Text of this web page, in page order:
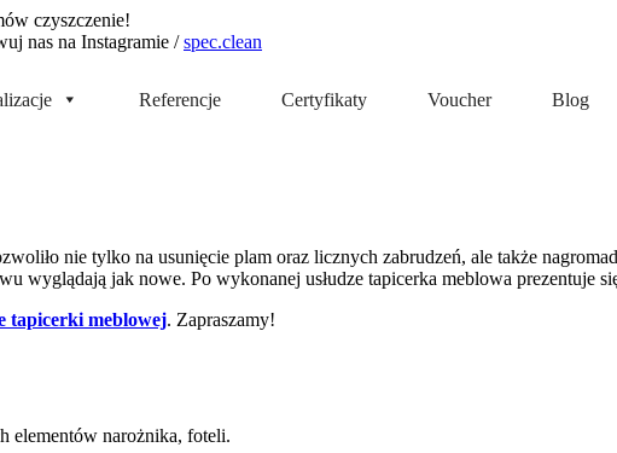
czyszczenie!
nas na Instagramie /spec.clean
Referencje Certyfikaty Voucher Blog
nie tylko na usunięcie plam oraz licznych zabrudzeń, ale także
wyglądają jak nowe. Po wykonanej usłudze tapicerka meblowa prezentuje
tapicerki meblowej. Zapraszamy!
elementów narożnika, foteli.